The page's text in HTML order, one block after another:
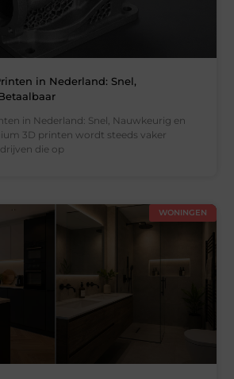
in Nederland: Snel,
in Nederland: Snel, Nauwkeurig en
3D printen wordt steeds vaker
die op
WONINGEN